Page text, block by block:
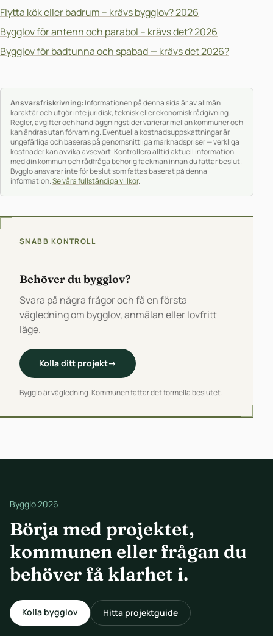
Flytta kök eller badrum – krävs bygglov? 2026
Bygglov för antenn och parabol – krävs det? 2026
Bygglov för badtunna och spabad — krävs det 2026?
Ansvarsfriskrivning: Informationen på denna sida är av allmän
karaktär och utgör inte juridisk, teknisk eller ekonomisk rådgivning.
Regler, avgifter och handläggningstider varierar mellan kommuner och
kan ändras utan förvarning. Eventuella kostnadsuppskattningar är
ungefärliga och baseras på genomsnittliga marknadspriser — verkliga
kostnader kan avvika avsevärt. Kontrollera alltid aktuell information
med din kommun och rådfråga behörig fackman innan du fattar beslut.
Bygglo ansvarar inte för beslut som fattas baserat på denna
information.Se våra fullständiga villkor.
SNABB KONTROLL
Behöver du bygglov?
Svara på några frågor och få en första
vägledning om bygglov, anmälan eller lovfritt
läge.
Kolla ditt projekt→
Bygglo är vägledning. Kommunen fattar det formella beslutet.
Bygglo 2026
Börja med projektet,
kommunen eller frågan du
behöver få klarhet i.
Kolla bygglov Hitta projektguide